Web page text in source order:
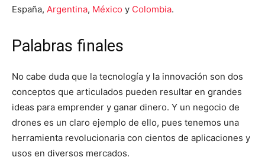
España, Argentina, México y Colombia.
Palabras finales
No cabe duda que la tecnología y la innovación son dos
conceptos que articulados pueden resultar en grandes
ideas para emprender y ganar dinero. Y un negocio de
drones es un claro ejemplo de ello, pues tenemos una
herramienta revolucionaria con cientos de aplicaciones y
usos en diversos mercados.